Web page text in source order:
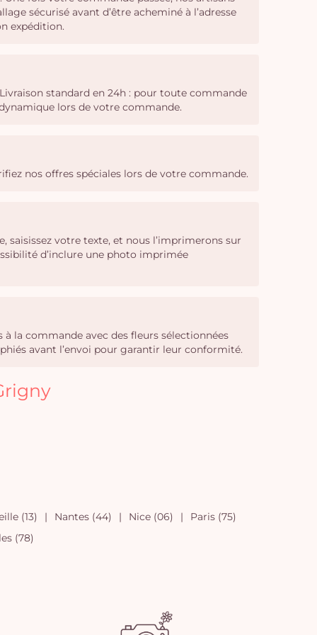
sécurisé avant d’être acheminé à l’adresse
expédition.
standard en 24h : pour toute commande
lors de votre commande.
nos offres spéciales lors de votre commande.
saisissez votre texte, et nous l’imprimerons sur
d’inclure une photo imprimée
la commande avec des fleurs sélectionnées
avant l’envoi pour garantir leur conformité.
(13) Nantes (44) Nice (06)
Paris (75)
(78)